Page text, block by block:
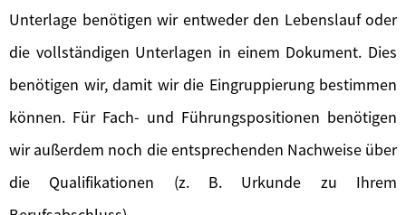
Unterlage benötigen wir entweder den Lebenslauf oder
die vollständigen Unterlagen in einem Dokument. Dies
benötigen wir, damit wir die Eingruppierung bestimmen
können. Für Fach- und Führungspositionen benötigen
wir außerdem noch die entsprechenden Nachweise über
die Qualifikationen (z. B. Urkunde zu Ihrem